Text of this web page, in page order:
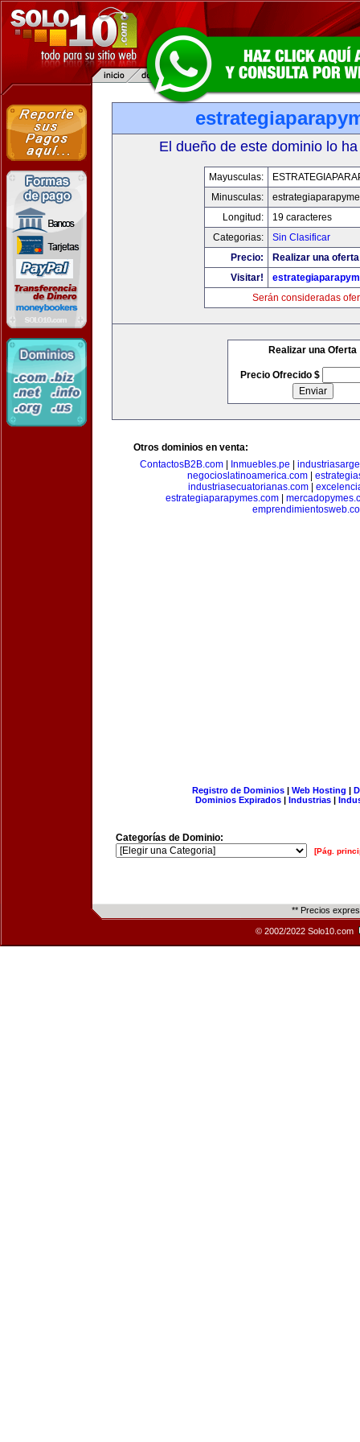
El dueño de este dominio lo
Mayusculas:
Minusculas:
Longitud:
19 caracteres
Categorias:
Sin Clasificar
Precio:
Realizar una
Visitar!
Serán consideradas
Realizar una Oferta
Precio Ofrecido $
Otros dominios en venta:
ContactosB2B.com
Inmuebles.pe
negocioslatinoamerica.com
industriasecuatorianas.com|
estrategiaparapymes.com|
Registro de Dominios| Web Hosting |
Dominios Expirados | Industrias |
Categorías de Dominio:
[Pág.
** Precios
© 2002/2022 Solo10.com